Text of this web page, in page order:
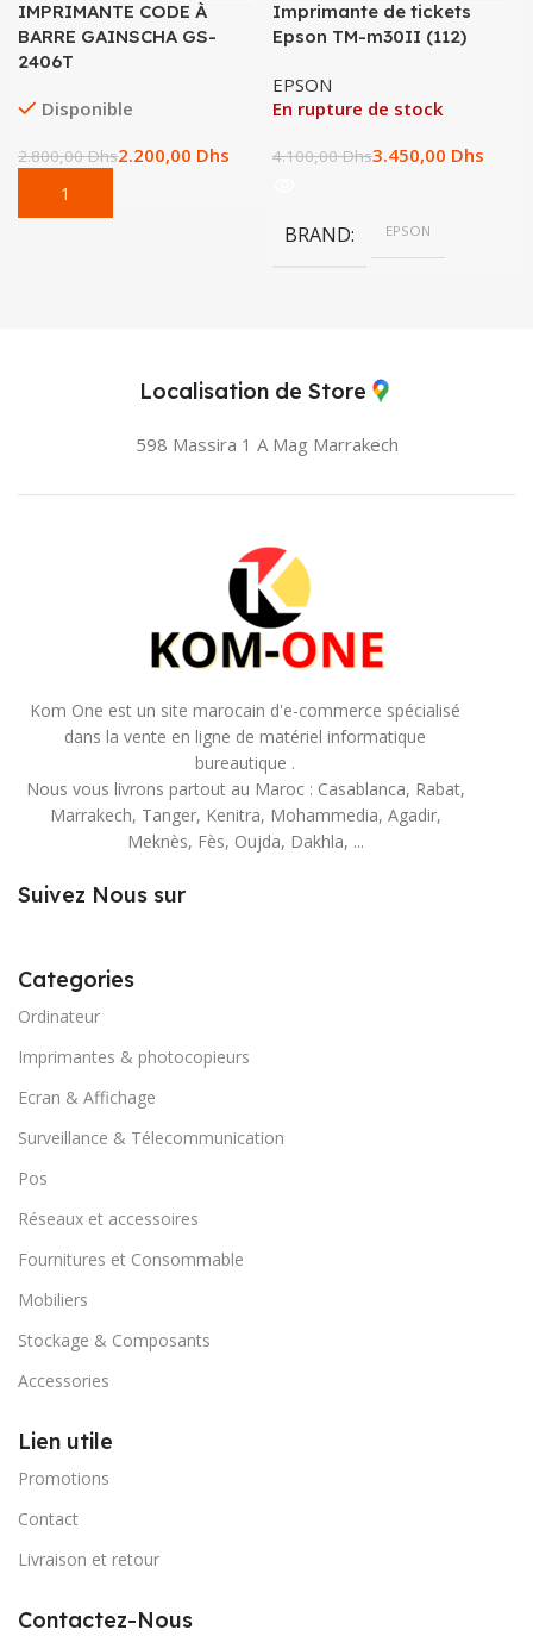
IMPRIMANTE CODE À
BARRE GAINSCHA GS-
2406T
Disponible
2.800,00Dhs2.200,00 Dhs
Imprimante de tickets
Epson TM-m30II (112)
EPSON
En rupture de stock
4.100,00Dhs3.450,00 Dhs
BRAND EPSON
Localisation de Store
598 Massira 1 A Mag Marrakech
Kom One est un site marocain d'e-commerce spécialisé
dans la vente en ligne de matériel informatique
bureautique .
Nous vous livrons partout au Maroc : Casablanca, Rabat,
Marrakech, Tanger, Kenitra, Mohammedia, Agadir,
Meknès, Fès, Oujda, Dakhla, ...
Suivez Nous sur
Categories
Ordinateur
Imprimantes & photocopieurs
Ecran & Affichage
Surveillance & Télecommunication
Pos
Réseaux et accessoires
Fournitures et Consommable
Mobiliers
Stockage & Composants
Accessories
Lien utile
Promotions
Contact
Livraison et retour
Contactez-Nous